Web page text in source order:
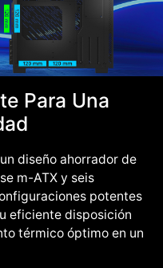
Para Una
diseño ahorrador de
m-ATX y seis
potentes
eficiente disposición
térmico óptimo en un